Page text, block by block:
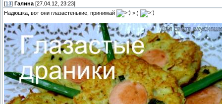
[13] Галина [27.04.12, 23:23]
Надюшка, вот они глазастенькие, принимай
>:)